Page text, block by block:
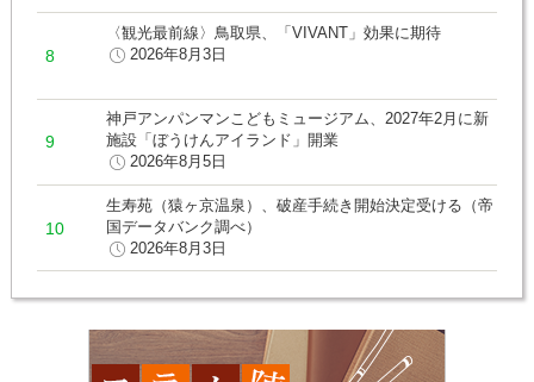
〈観光最前線〉鳥取県、「VIVANT」効果に期待
2026年8月3日
神戸アンパンマンこどもミュージアム、2027年2月に新
施設「ぼうけんアイランド」開業
2026年8月5日
生寿苑（猿ヶ京温泉）、破産手続き開始決定受ける（帝
国データバンク調べ）
2026年8月3日